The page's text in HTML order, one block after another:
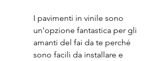
I pavimenti in vinile sono
un'opzione fantastica per gli
amanti del fai da te perché
sono facili da installare e